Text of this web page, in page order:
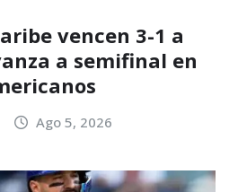
vencen 3-1 a
a semifinal en
Ago 5, 2026